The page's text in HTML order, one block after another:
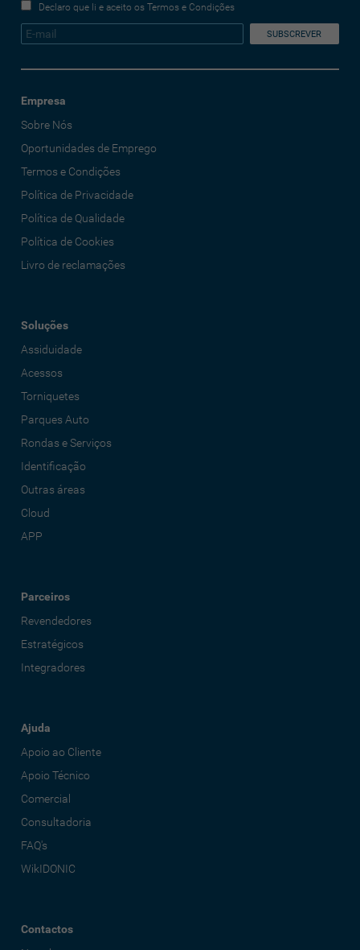
Declaro que li e aceito os Termos e Condições
Empresa
Sobre Nós
Oportunidades de Emprego
Termos e Condições
Política de Privacidade
Política de Qualidade
Política de Cookies
Livro de reclamações
Soluções
Assiduidade
Acessos
Torniquetes
Parques Auto
Rondas e Serviços
Identificação
Outras áreas
Cloud
APP
Parceiros
Revendedores
Estratégicos
Integradores
Ajuda
Apoio ao Cliente
Apoio Técnico
Comercial
Consultadoria
FAQ's
WikIDONIC
Contactos